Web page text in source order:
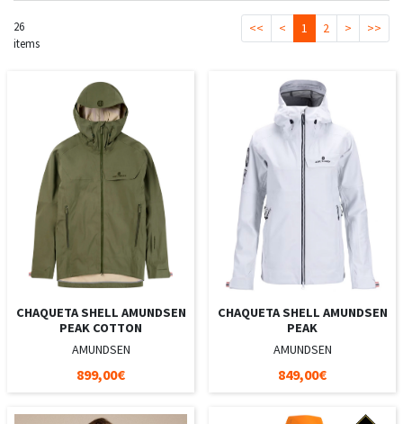
26
items
<< < 1 2 > >>
CHAQUETA SHELL AMUNDSEN
PEAK COTTON
AMUNDSEN
899,00€
CHAQUETA SHELL AMUNDSEN
PEAK
AMUNDSEN
849,00€